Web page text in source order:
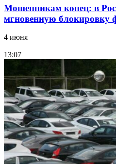
Мошенникам конец: в
мгновенную блокировку
4 июня
13:07